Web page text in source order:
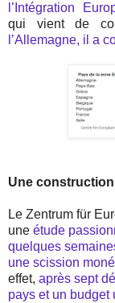
l’Intégration
qui vient de
l’Allemagne, il a
Une
Le Zentrum für
une étude
quelques
une scission
effet, après sept
pays et un budget